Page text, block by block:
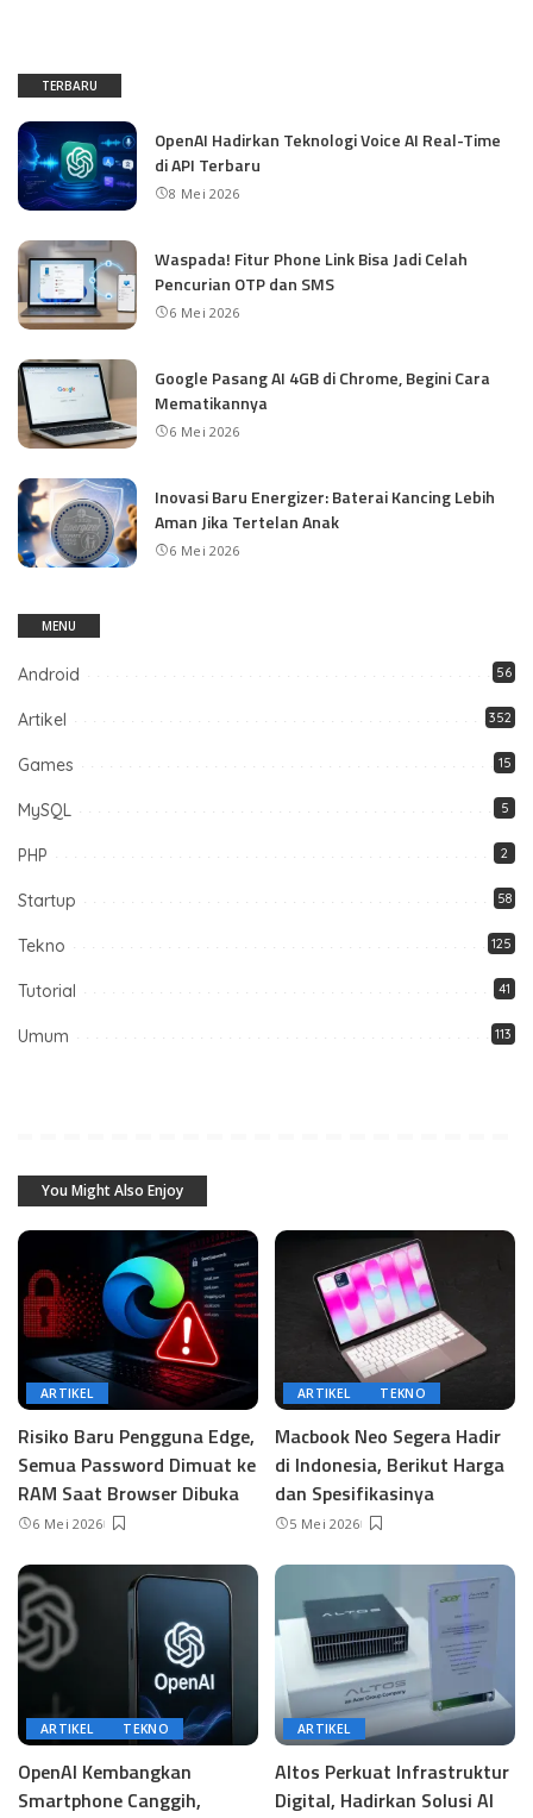
TERBARU
OpenAI Hadirkan Teknologi Voice AI Real-Time
di API Terbaru
8 Mei 2026
Waspada! Fitur Phone Link Bisa Jadi Celah
Pencurian OTP dan SMS
6 Mei 2026
Google Pasang AI 4GB di Chrome, Begini Cara
Mematikannya
6 Mei 2026
Inovasi Baru Energizer: Baterai Kancing Lebih
Aman Jika Tertelan Anak
6 Mei 2026
MENU
Android 56
Artikel 352
Games 15
MySQL 5
PHP 2
Startup 58
Tekno 125
Tutorial 41
Umum 113
You Might Also Enjoy
ARTIKEL
Risiko Baru Pengguna Edge,
Semua Password Dimuat ke
RAM Saat Browser Dibuka
6 Mei 2026
ARTIKEL TEKNO
Macbook Neo Segera Hadir
di Indonesia, Berikut Harga
dan Spesifikasinya
5 Mei 2026
ARTIKEL TEKNO
OpenAI Kembangkan
Smartphone Canggih,
ARTIKEL
Altos Perkuat Infrastruktur
Digital, Hadirkan Solusi AI